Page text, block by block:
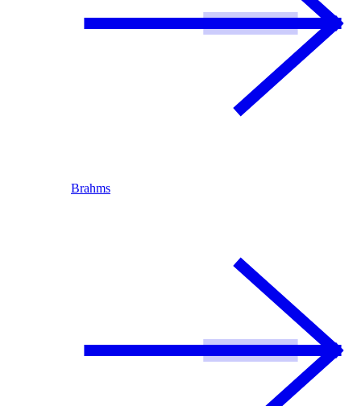
Brahms